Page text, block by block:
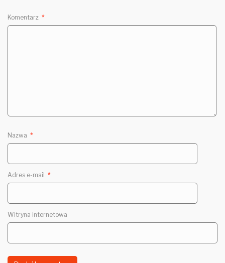
Komentarz *
Nazwa *
Adres e-mail *
Witryna internetowa